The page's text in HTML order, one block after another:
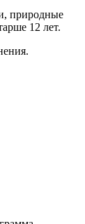
природные
12 лет.